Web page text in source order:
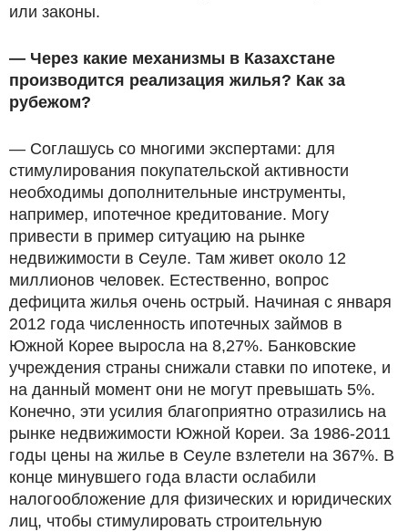
или законы.
— Через какие механизмы в Казахстане
производится реализация жилья? Как за
рубежом?
— Соглашусь со многими экспертами: для
стимулирования покупательской активности
необходимы дополнительные инструменты,
например, ипотечное кредитование. Могу
привести в пример ситуацию на рынке
недвижимости в Сеуле. Там живет около 12
миллионов человек. Естественно, вопрос
дефицита жилья очень острый. Начиная с января
2012 года численность ипотечных займов в
Южной Корее выросла на 8,27%. Банковские
учреждения страны снижали ставки по ипотеке, и
на данный момент они не могут превышать 5%.
Конечно, эти усилия благоприятно отразились на
рынке недвижимости Южной Кореи. За 1986-2011
годы цены на жилье в Сеуле взлетели на 367%. В
конце минувшего года власти ослабили
налогообложение для физических и юридических
лиц, чтобы стимулировать строительную